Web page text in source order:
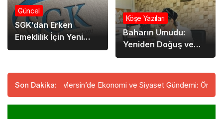
Güncel
SGK’dan Erken
Emeklilik İçin Yeni
Düzenleme…
konusunda anlayış
birliğimiz giderek
güçleniyor”
Köşe Yazıları
Baharın Umudu:
Yeniden Doğuş ve
Taze Başlangıçlar
Son Dakika:Mersin’de Ekonomi ve Siyaset Gündemi: Önemli